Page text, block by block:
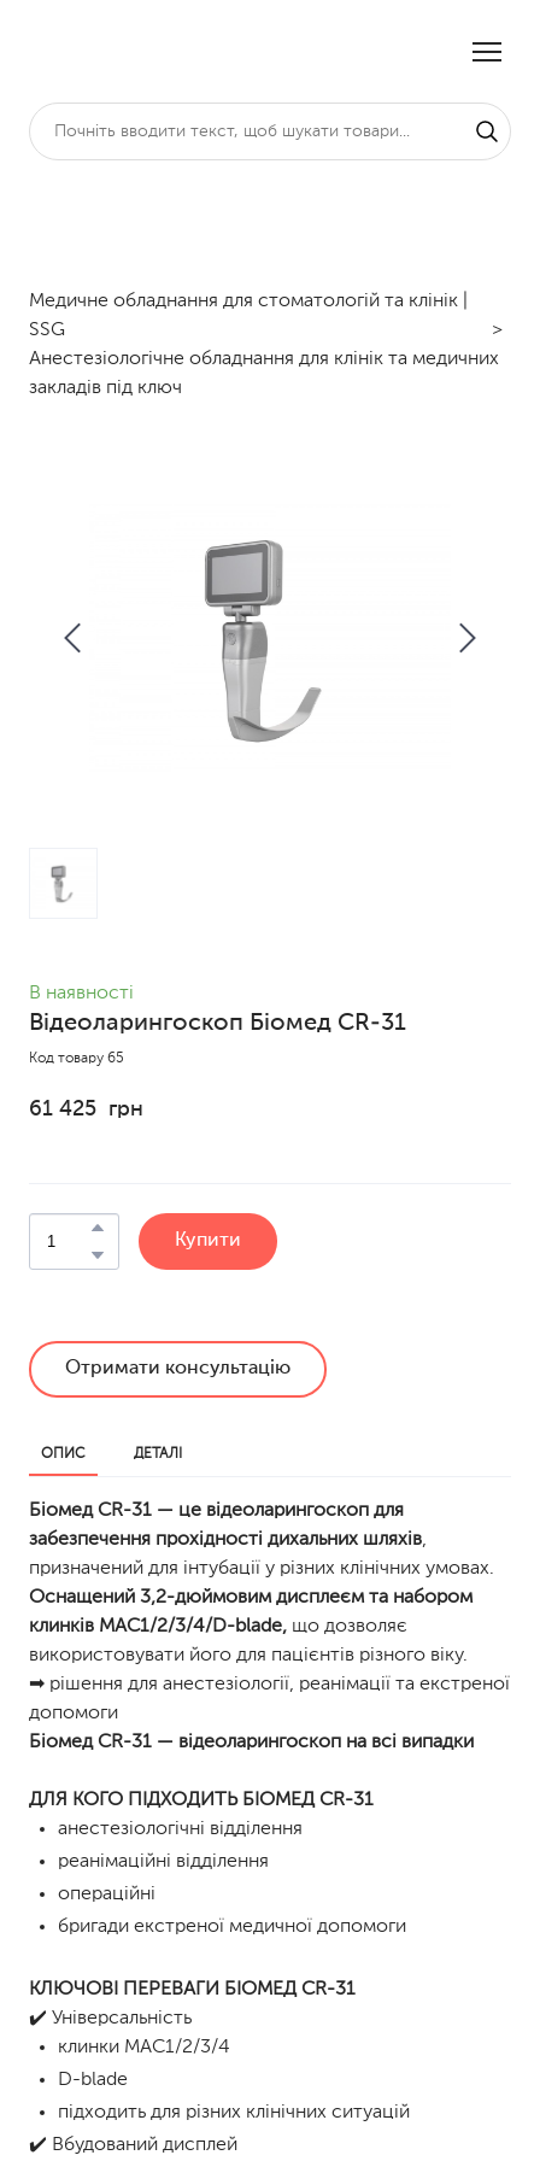
Медичне обладнання для стоматологій та клінік |
SSG
Анестезіологічне обладнання для клінік та медичних
закладів під ключ
В наявності
Відеоларингоскоп Біомед CR-31
Код товару 65
61 425  грн
Купити
Отримати консультацію
ОПИС ДЕТАЛІ
Біомед CR-31 — це відеоларингоскоп для
забезпечення прохідності дихальних шляхів,
призначений для інтубації у різних клінічних умовах.
Оснащений 3,2-дюймовим дисплеєм та набором
клинків МАС1/2/3/4/D-blade, що дозволяє
використовувати його для пацієнтів різного віку.
➡ рішення для анестезіології, реанімації та екстреної
допомоги
Біомед CR-31 — відеоларингоскоп на всі випадки
ДЛЯ КОГО ПІДХОДИТЬ БІОМЕД CR-31
анестезіологічні відділення
реанімаційні відділення
операційні
бригади екстреної медичної допомоги
КЛЮЧОВІ ПЕРЕВАГИ БІОМЕД CR-31
✔️ Універсальність
клинки МАС1/2/3/4
D-blade
підходить для різних клінічних ситуацій
✔️ Вбудований дисплей